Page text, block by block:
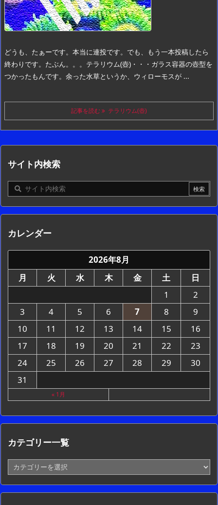
どうも、たぁーです。 本当に連投です。 でも、もう一本投稿したら
終わりです。 たぶん。。。 テラリウム(壺)・・・ガラス容器の壺型を
つかったもんです。 余った水草というか、ウィローモスが ...
記事を読む テラリウム(壺)
サイト内検索
カレンダー
2026年8月
月
火 水 木 金 土
日
1
2
3
4 5 6 7 8
9
10
11 12 13 14 15
16
17
18 19 20 21 22
23
24
25 26 27 28 29
30
31
« 1月
カテゴリー一覧
カ
テ
ゴ
リ